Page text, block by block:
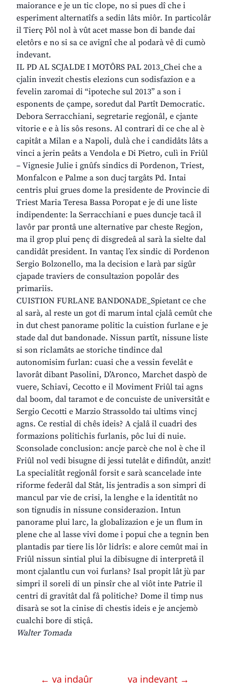
maiorance e je un tic clope, no si pues dî che i
esperiment alternatîfs a sedin lâts miôr. In particolâr
il Tierç Pôl nol à vût acet masse bon di bande dai
eletôrs e no si sa ce avignî che al podarà vê di cumò
indevant.
IL PD AL SCJALDE I MOTÔRS PAL 2013_Chei che a
cjalin invezit chestis elezions cun sodisfazion e a
fevelin zaromai di “ipoteche sul 2013” a son i
esponents de çampe, soredut dal Partît Democratic.
Debora Serracchiani, segretarie regjonâl, e cjante
vitorie e e à lis sôs resons. Al contrari di ce che al è
capitât a Milan e a Napoli, dulà che i candidâts lâts a
vinci a jerin peâts a Vendola e Di Pietro, culì in Friûl
– Vignesie Julie i gnûfs sindics di Pordenon, Triest,
Monfalcon e Palme a son ducj targâts Pd. Intai
centris plui grues dome la presidente de Provincie di
Triest Maria Teresa Bassa Poropat e je di une liste
indipendente: la Serracchiani e pues duncje tacâ il
lavôr par prontâ une alternative par cheste Regjon,
ma il grop plui penç di disgredeâ al sarà la sielte dal
candidât president. In vantaç l’ex sindic di Pordenon
Sergio Bolzonello, ma la decision e larà par sigûr
cjapade traviers de consultazion popolâr des
primariis.
CUISTION FURLANE BANDONADE_Spietant ce che
al sarà, al reste un got di marum intal cjalâ cemût che
in dut chest panorame politic la cuistion furlane e je
stade dal dut bandonade. Nissun partît, nissune liste
si son riclamâts ae storiche tindince dal
autonomisim furlan: cuasi che a vessin fevelât e
lavorât dibant Pasolini, D’Aronco, Marchet daspò de
vuere, Schiavi, Cecotto e il Moviment Friûl tai agns
dal boom, dal taramot e de concuiste de universitât e
Sergio Cecotti e Marzio Strassoldo tai ultims vincj
agns. Ce restial di chês ideis? A cjalâ il cuadri des
formazions politichis furlanis, pôc lui di nuie.
Sconsolade conclusion: ancje parcè che nol è che il
Friûl nol vedi bisugne di jessi tutelât e difindût, anzit!
La specialitât regjonâl forsit e sarà scancelade inte
riforme federâl dal Stât, lis jentradis a son simpri di
mancul par vie de crisi, la lenghe e la identitât no
son tignudis in nissune considerazion. Intun
panorame plui larc, la globalizazion e je un flum in
plene che al lasse vivi dome i popui che a tegnin ben
plantadis par tiere lis lôr lidrîs: e alore cemût mai in
Friûl nissun sintial plui la dibisugne di interpretâ il
mont cjalantlu cun voi furlans? Isal propit lât jù par
simpri il soreli di un pinsîr che al viôt inte Patrie il
centri di gravitât dal fâ politiche? Dome il timp nus
disarà se sot la cinise di chestis ideis e je ancjemò
cualchi bore di stiçâ.
Walter Tomada
← va indaûr va indevant →